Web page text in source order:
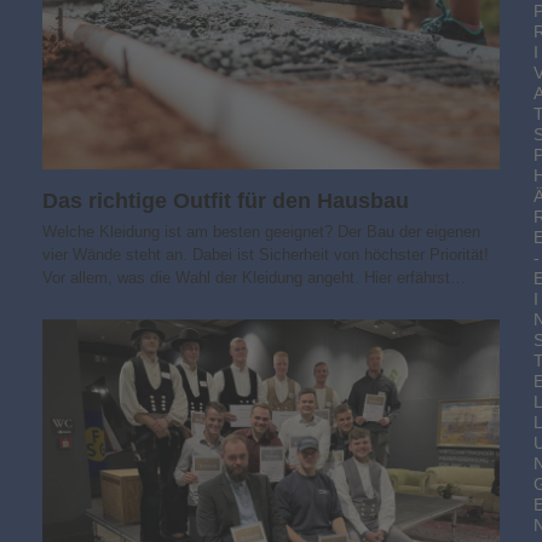
Das richtige Outfit für den Hausbau
Welche Kleidung ist am besten geeignet? Der Bau der eigenen
vier Wände steht an. Dabei ist Sicherheit von höchster Priorität!
Vor allem, was die Wahl der Kleidung angeht. Hier erfährst…
I
-
I
L
L